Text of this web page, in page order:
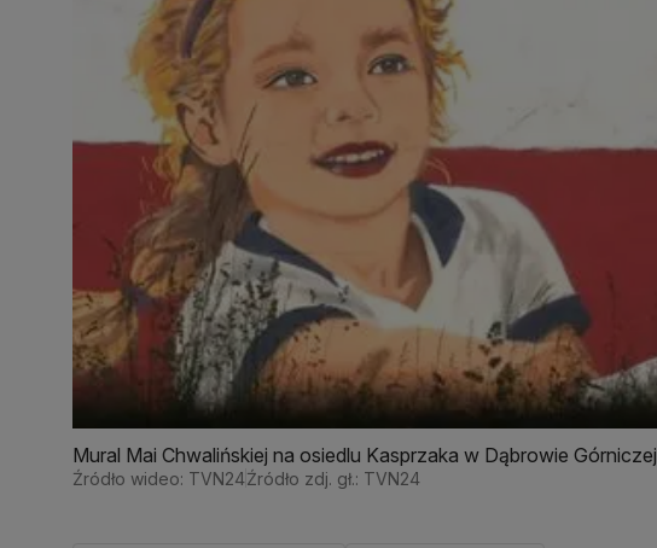
Mural Mai Chwalińskiej na osiedlu Kasprzaka w Dąbrowie Górniczej
Źródło wideo: TVN24Źródło zdj. gł.: TVN24